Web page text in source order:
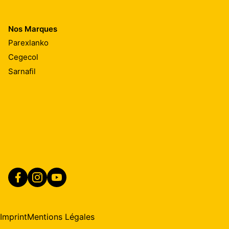
Nos Marques
Parexlanko
Cegecol
Sarnafil
ImprintMentions Légales